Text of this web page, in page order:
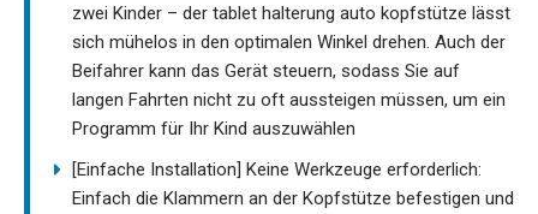
zwei Kinder – der tablet halterung auto kopfstütze lässt
sich mühelos in den optimalen Winkel drehen. Auch der
Beifahrer kann das Gerät steuern, sodass Sie auf
langen Fahrten nicht zu oft aussteigen müssen, um ein
Programm für Ihr Kind auszuwählen
[Einfache Installation] Keine Werkzeuge erforderlich:
Einfach die Klammern an der Kopfstütze befestigen und